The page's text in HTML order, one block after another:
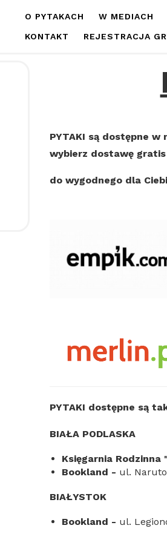
O PYTAKACH W MEDIACH
KONTAKT REJESTRACJA
PYTAKI są dostępne
wybierz dostawę gratis
do wygodnego dla
PYTAKI dostępne są
BIAŁA PODLASKA
Księgarnia Rodzinna
Bookland - ul.
BIAŁYSTOK
Bookland - ul.